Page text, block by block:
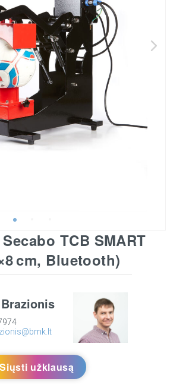
TCB SMART
cm, Bluetooth)
Siųsti užklausą